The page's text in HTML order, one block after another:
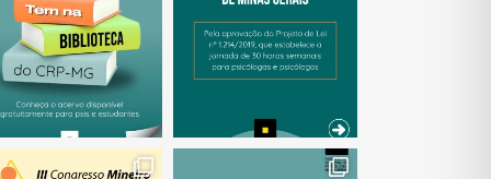
(abre em nova janela) (abre em nova janela)